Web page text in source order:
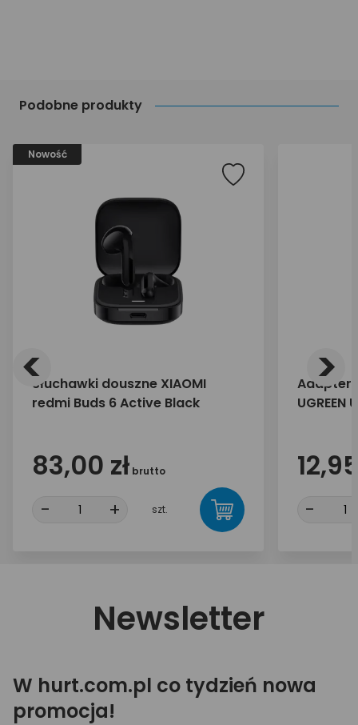
Podobne produkty
Nowość
Słuchawki douszne XIAOMI
redmi Buds 6 Active Black
83,00 zł brutto
- + szt.
Adapter
UGREEN
-
< >
Newsletter
W hurt.com.pl co tydzień nowa
promocja!